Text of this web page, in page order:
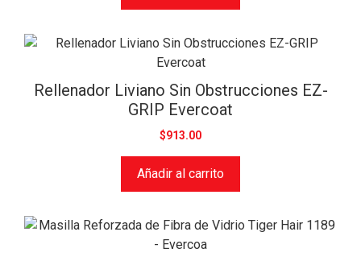
Rellenador Liviano Sin Obstrucciones EZ-
GRIP Evercoat
$913.00
Añadir al carrito